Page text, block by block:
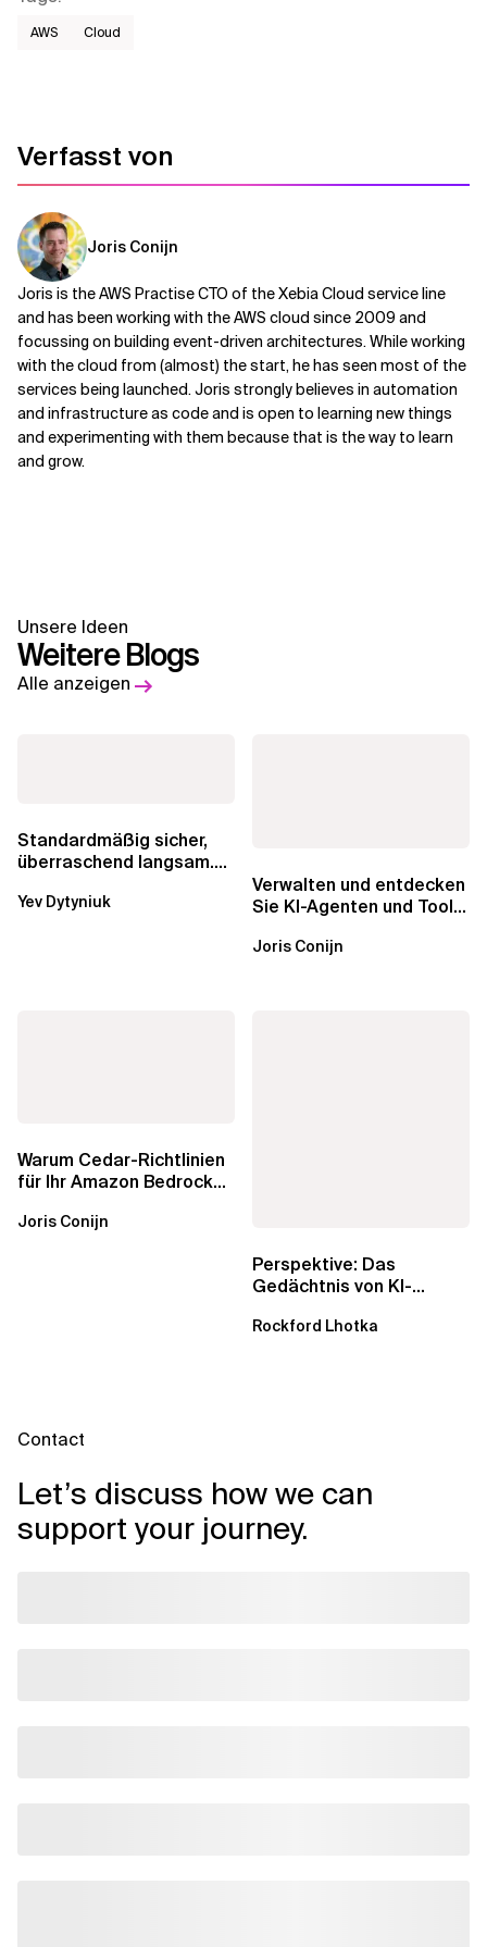
AWS​ Cloud
Verfasst von
Joris Conijn
Joris is the AWS Practise CTO of the Xebia Cloud service line
and has been working with the AWS cloud since 2009 and
focussing on building event-driven architectures. While working
with the cloud from (almost) the start, he has seen most of the
services being launched. Joris strongly believes in automation
and infrastructure as code and is open to learning new things
and experimenting with them because that is the way to learn
and grow.
Unsere Ideen
Weitere Blogs
Alle anzeigen
Standardmäßig sicher,
überraschend langsam.
über die RDS...
Yev Dytyniuk
Verwalten und entdecken
Sie KI-Agenten und Tools
AgentCore...
Joris Conijn
Warum Cedar-Richtlinien
für Ihr Amazon Bedrock
wichtig sind
Joris Conijn
Perspektive: Das
Gedächtnis von KI-
dem...
Rockford Lhotka
Contact
Let’s discuss how we can
support your journey.